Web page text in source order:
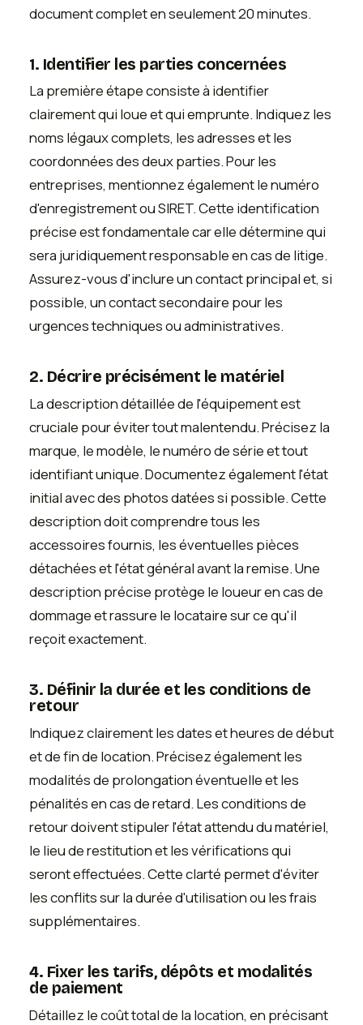
document complet en seulement 20 minutes.
1. Identifier les parties concernées
La première étape consiste à identifier
clairement qui loue et qui emprunte. Indiquez les
noms légaux complets, les adresses et les
coordonnées des deux parties. Pour les
entreprises, mentionnez également le numéro
d'enregistrement ou SIRET. Cette identification
précise est fondamentale car elle détermine qui
sera juridiquement responsable en cas de litige.
Assurez-vous d'inclure un contact principal et, si
possible, un contact secondaire pour les
urgences techniques ou administratives.
2. Décrire précisément le matériel
La description détaillée de l'équipement est
cruciale pour éviter tout malentendu. Précisez la
marque, le modèle, le numéro de série et tout
identifiant unique. Documentez également l'état
initial avec des photos datées si possible. Cette
description doit comprendre tous les
accessoires fournis, les éventuelles pièces
détachées et l'état général avant la remise. Une
description précise protège le loueur en cas de
dommage et rassure le locataire sur ce qu'il
reçoit exactement.
3. Définir la durée et les conditions de
retour
Indiquez clairement les dates et heures de début
et de fin de location. Précisez également les
modalités de prolongation éventuelle et les
pénalités en cas de retard. Les conditions de
retour doivent stipuler l'état attendu du matériel,
le lieu de restitution et les vérifications qui
seront effectuées. Cette clarté permet d'éviter
les conflits sur la durée d'utilisation ou les frais
supplémentaires.
4. Fixer les tarifs, dépôts et modalités
de paiement
Détaillez le coût total de la location, en précisant